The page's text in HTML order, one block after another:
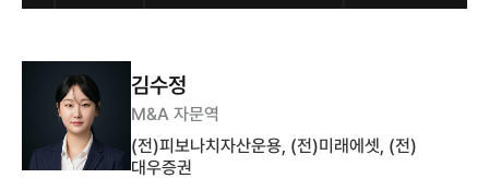
김수정
M&A 자문역
(전)피보나치자산운용, (전)미래에셋, (전)
대우증권